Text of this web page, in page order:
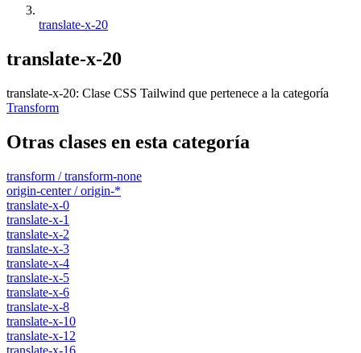
translate-x-20
translate-x-20
translate-x-20: Clase CSS Tailwind que pertenece a la categoría
Transform
Otras clases en esta categoría
transform / transform-none
origin-center / origin-*
translate-x-0
translate-x-1
translate-x-2
translate-x-3
translate-x-4
translate-x-5
translate-x-6
translate-x-8
translate-x-10
translate-x-12
translate-x-16